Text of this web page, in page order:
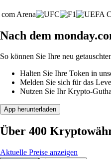
Nach dem
So können Sie Ihre neu
Halten Sie Ihre Token in
Melden Sie sich für das
Nutzen Sie Ihr Krypto-
App herunterladen
Über 400
Aktuelle Preise anzeigen